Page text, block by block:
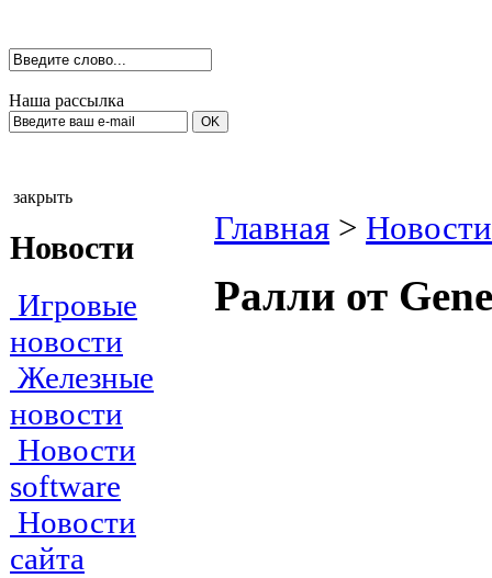
Наша рассылка
закрыть
Новости
Игровые
новости
Железные
новости
Новости
software
Новости
сайта
Главная >
Ралли от